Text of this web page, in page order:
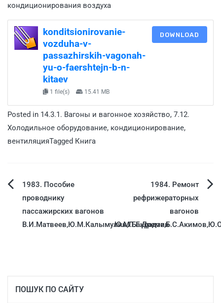
кондиционирования воздуха
konditsionirovanie-
vozduha-v-
passazhirskih-vagonah-
yu-o-faershtejn-b-n-
kitaev
1 file(s) 15.41 MB
DOWNLOAD
Posted in 14.3.1. Вагоны и вагонное хозяйство, 7.12.
Холодильное оборудование, кондиционирование,
вентиляцияTagged Книга
1983. Пособие
проводнику
пассажирских вагонов
В.И.Матвеев,Ю.М.Калымулин,Л.Г.Дремин
1984. Ремонт
рефрижераторных
вагонов
ПОШУК ПО САЙТУ